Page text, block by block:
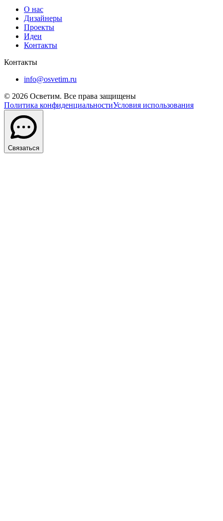
О нас
Дизайнеры
Проекты
Идеи
Контакты
Контакты
info@osvetim.ru
© 2026 Осветим. Все права защищены
Политика конфиденциальностиУсловия использования
Связаться